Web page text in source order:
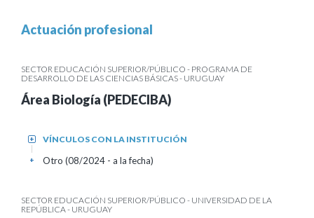
Actuación profesional
SECTOR EDUCACIÓN SUPERIOR/PÚBLICO - PROGRAMA DE
DESARROLLO DE LAS CIENCIAS BÁSICAS - URUGUAY
Área Biología (PEDECIBA)
VÍNCULOS CON LA INSTITUCIÓN
+
Otro (08/2024 - a la fecha)
+
SECTOR EDUCACIÓN SUPERIOR/PÚBLICO - UNIVERSIDAD DE LA
REPÚBLICA - URUGUAY